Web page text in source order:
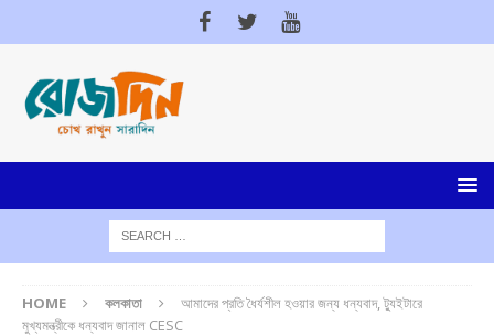
HOME কলকাতা
আমাদের প্রতি ধৈর্যশীল হওয়ার জন্য ধন্যবাদ, ট্যুইটারে
মুখ্যমন্ত্রীকে ধন্যবাদ জানাল CESC